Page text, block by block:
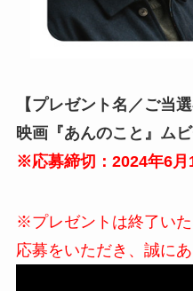
【プレゼント名／ご当選
映画『あんのこと』ム
※応募締切：2024年6月
※プレゼントは終了い
応募をいただき、誠に